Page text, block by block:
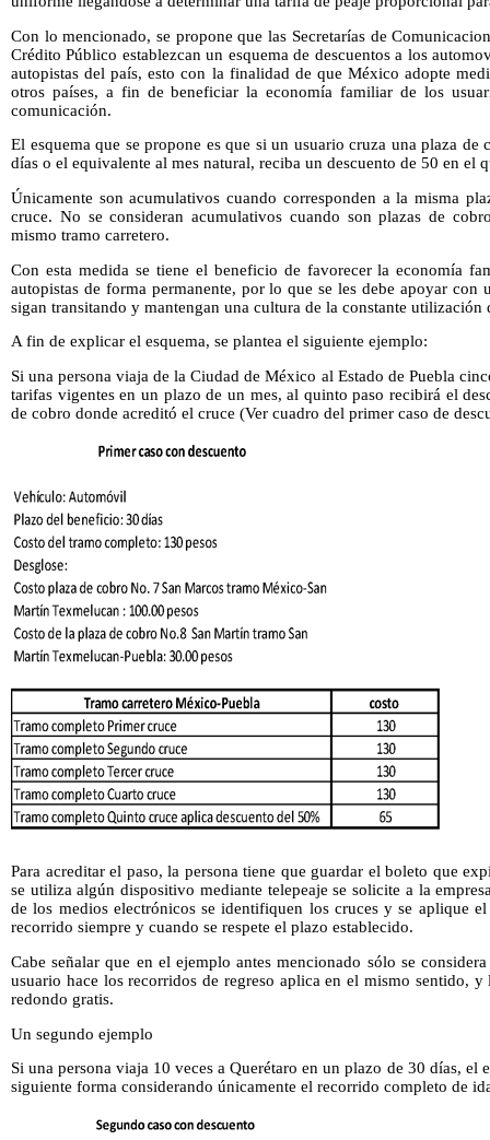
Con lo mencionado, se propone que las Secretarías de
Crédito Público establezcan un esquema de descuentos a los
autopistas del país, esto con la finalidad de que México adopte
otros países, a fin de beneficiar la economía familiar de los
comunicación.
El esquema que se propone es que si un usuario cruza una plaza
días o el equivalente al mes natural, reciba un descuento de 50 en el
Únicamente son acumulativos cuando corresponden a la misma
cruce. No se consideran acumulativos cuando son plazas de
mismo tramo carretero.
Con esta medida se tiene el beneficio de favorecer la economía
autopistas de forma permanente, por lo que se les debe apoyar
sigan transitando y mantengan una cultura de la constante utilización
A fin de explicar el esquema, se plantea el siguiente ejemplo:
Si una persona viaja de la Ciudad de México al Estado de Puebla
tarifas vigentes en un plazo de un mes, al quinto paso recibirá el
de cobro donde acreditó el cruce (Ver cuadro del primer caso de
Para acreditar el paso, la persona tiene que guardar el boleto que
se utiliza algún dispositivo mediante telepeaje se solicite a la
de los medios electrónicos se identifiquen los cruces y se aplique
recorrido siempre y cuando se respete el plazo establecido.
Cabe señalar que en el ejemplo antes mencionado sólo se
usuario hace los recorridos de regreso aplica en el mismo sentido,
redondo gratis.
Un segundo ejemplo
Si una persona viaja 10 veces a Querétaro en un plazo de 30 días, el
siguiente forma considerando únicamente el recorrido completo de